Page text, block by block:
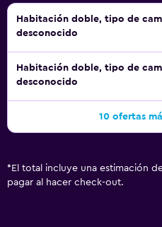
Habitación doble, tipo de
desconocido
Habitación doble, tipo de
desconocido
10 ofertas
* El total incluye una estimación
pagar al hacer check-out.